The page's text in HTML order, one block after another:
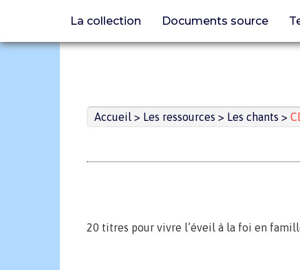
au
La collection Documents source
Accueil> Les ressources > Les chants >
20 titres pour vivre l’éveil à la foi en